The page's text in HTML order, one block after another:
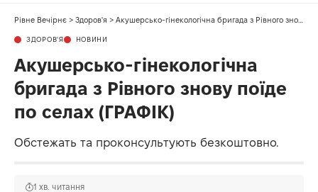
Рівне Вечірнє > Здоров'я > Акушерсько-гінекологічна бригада з Рівного знову поїде по селах (ГРАФІК)
ЗДОРОВ'Я НОВИНИ
Акушерсько-гінекологічна
бригада з Рівного знову поїде
по селах (ГРАФІК)
Обстежать та проконсультують безкоштовно.
1 хв. читання